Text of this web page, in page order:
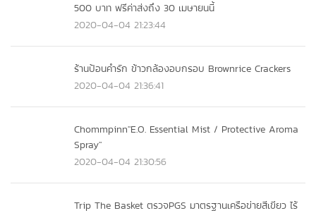
500 บาท ฟรีค่าส่งถึง 30 เมษายนนี้
2020-04-04 21:23:44
ร้านป้อนคำรัก ข้าวกล้องอบกรอบ Brownrice Crackers
2020-04-04 21:36:41
Chommpinn"E.O. Essential Mist / Protective Aroma
Spray"
2020-04-04 21:30:56
Trip The Basket ตรวจPGS มาตรฐานเครือข่ายสีเขียว ไร้